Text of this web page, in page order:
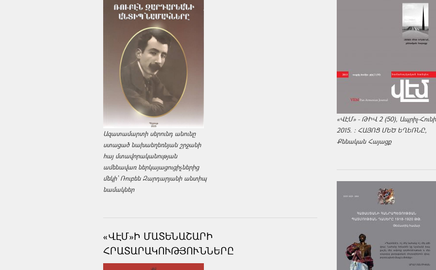
Ազատամարտի սերունդ անունը
ստացած նախաեղեռնյան շրջանի
հայ մտավորականության
ամենավառ ներկայացուցիչներից
մեկի՝ Ռուբեն Զարդարյանի անտիպ
նամակներ
«ՎԷՄ»Ի ՄԱՏԵՆԱՇԱՐԻ
ՀՐԱՏԱՐԱԿՈՒԹՅՈՒՆՆԵՐԸ
«ՎԷՄ» - ԹԻՎ 2 (50), Ապրիլ-
2015. : ՀԱՅՈՑ ՄԵԾ ԵՂԵՌՆԸ,
Քննական Հայացք